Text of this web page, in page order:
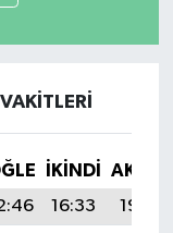
İKINDI
16:33
19:45